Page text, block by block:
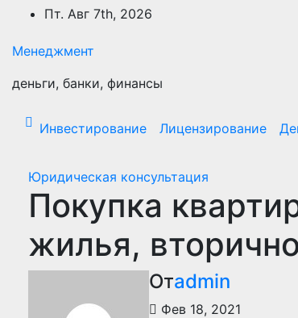
Перейти
содержимому
Пт. Авг 7th, 2026
Менеджмент
деньги, банки, финансы
Инвестирование Лицензирование
Юридическая консультация
Покупка
жилья,
Отadmin
Фев 18, 2021